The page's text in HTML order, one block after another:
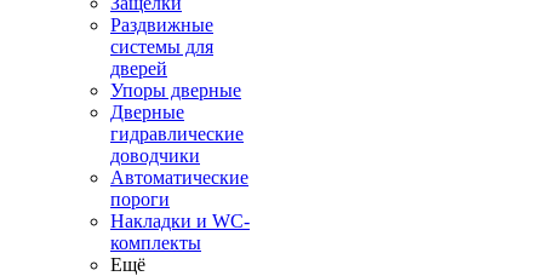
Раздвижные
системы для
дверей
Упоры дверные
Дверные
гидравлические
доводчики
Автоматические
пороги
Накладки и WC-
комплекты
Ещё